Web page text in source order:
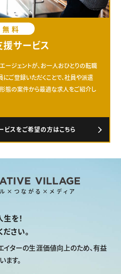
無料
サービス
ージェントが、お一人おひとりの転職
にご登録いただくことで、社員や派遣
態の案件から最適な求人をご紹介し
スをご希望の方はこちら
ル×つながる×メディア
を！
さい。
イターの生涯価値向上のため、有益
す。